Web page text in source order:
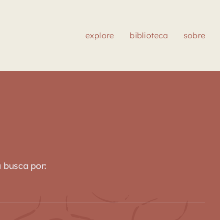
explore biblioteca sobre
por: